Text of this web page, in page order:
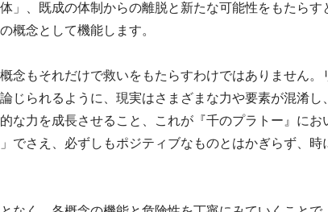
」、既成の体制からの離脱と新たな可能性をもたら
概念として機能します。
念もそれだけで救いをもたらすわけではありません
じられるように、現実はさまざまな力や要素が混淆
な力を成長させること、これが『千のプラトー』に
でさえ、必ずしもポジティブなものとはかぎらず、